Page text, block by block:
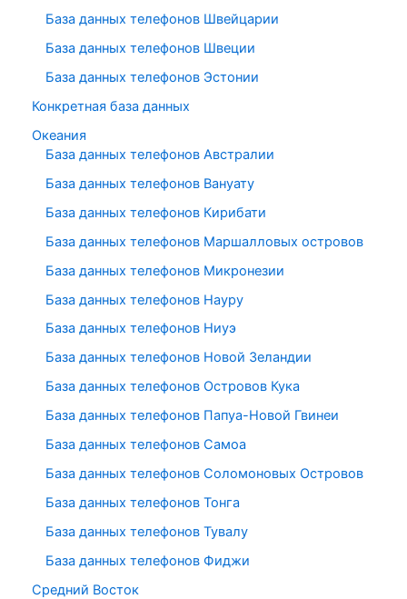
База данных телефонов Швейцарии
База данных телефонов Швеции
База данных телефонов Эстонии
Конкретная база данных
Океания
База данных телефонов Австралии
База данных телефонов Вануату
База данных телефонов Кирибати
База данных телефонов Маршалловых островов
База данных телефонов Микронезии
База данных телефонов Науру
База данных телефонов Ниуэ
База данных телефонов Новой Зеландии
База данных телефонов Островов Кука
База данных телефонов Папуа-Новой Гвинеи
База данных телефонов Самоа
База данных телефонов Соломоновых Островов
База данных телефонов Тонга
База данных телефонов Тувалу
База данных телефонов Фиджи
Средний Восток